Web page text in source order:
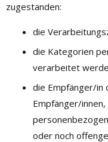
zugestanden:
die
die Kategorien
verarbeitet
die Empfänger/in
Empfänger/
oder noch